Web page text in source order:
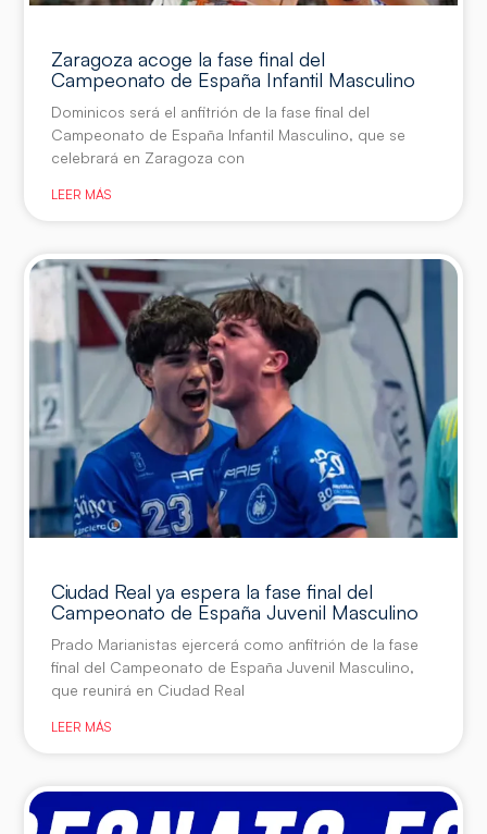
Zaragoza acoge la fase final del
Campeonato de España Infantil Masculino
Dominicos será el anfitrión de la fase final del
Campeonato de España Infantil Masculino, que se
celebrará en Zaragoza con
LEER MÁS
Ciudad Real ya espera la fase final del
Campeonato de España Juvenil Masculino
Prado Marianistas ejercerá como anfitrión de la fase
final del Campeonato de España Juvenil Masculino,
que reunirá en Ciudad Real
LEER MÁS